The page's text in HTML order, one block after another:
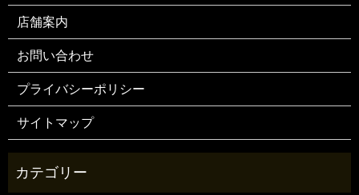
店舗案内
お問い合わせ
プライバシーポリシー
サイトマップ